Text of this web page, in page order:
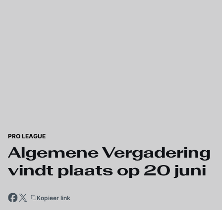
PRO LEAGUE
Algemene Vergadering
vindt plaats op 20 juni
Kopieer link